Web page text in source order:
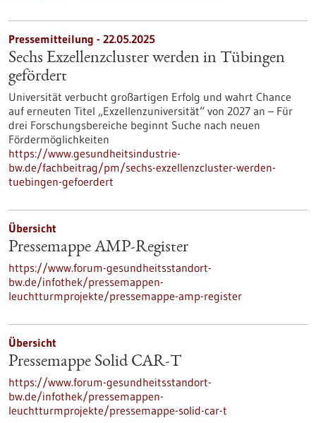
Pressemitteilung - 22.05.2025
Sechs Exzellenzcluster werden in Tübingen
gefördert
Universität verbucht großartigen Erfolg und wahrt Chance
auf erneuten Titel „Exzellenzuniversität“ von 2027 an – Für
drei Forschungsbereiche beginnt Suche nach neuen
Fördermöglichkeiten
https://www.gesundheitsindustrie-
bw.de/fachbeitrag/pm/sechs-exzellenzcluster-werden-
tuebingen-gefoerdert
Übersicht
Pressemappe AMP-Register
https://www.forum-gesundheitsstandort-
bw.de/infothek/pressemappen-
leuchtturmprojekte/pressemappe-amp-register
Übersicht
Pressemappe Solid CAR-T
https://www.forum-gesundheitsstandort-
bw.de/infothek/pressemappen-
leuchtturmprojekte/pressemappe-solid-car-t